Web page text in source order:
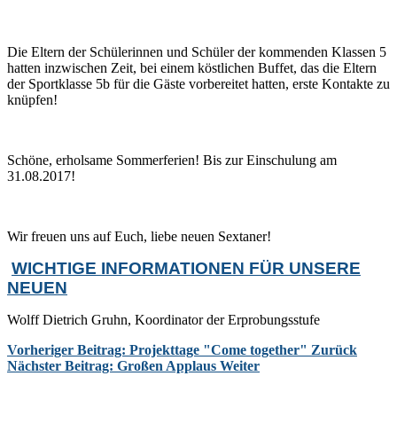
Die Eltern der Schülerinnen und Schüler der kommenden Klassen 5
hatten inzwischen Zeit, bei einem köstlichen Buffet, das die Eltern
der Sportklasse 5b für die Gäste vorbereitet hatten, erste Kontakte zu
knüpfen!
Schöne, erholsame Sommerferien! Bis zur Einschulung am
31.08.2017!
Wir freuen uns auf Euch, liebe neuen Sextaner!
WICHTIGE INFORMATIONEN FÜR UNSERE
NEUEN
Wolff Dietrich Gruhn, Koordinator der Erprobungsstufe
Vorheriger Beitrag: Projekttage "Come together" Zurück
Nächster Beitrag: Großen Applaus Weiter